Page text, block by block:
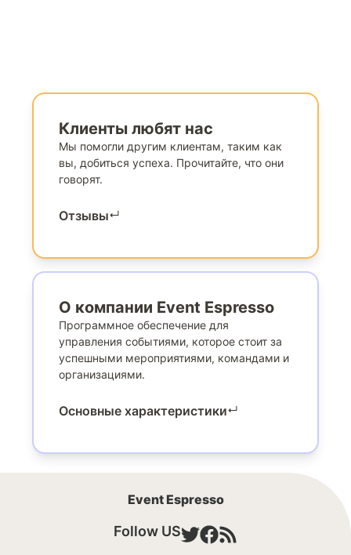
Клиенты любят нас
Мы помогли другим клиентам, таким как
вы, добиться успеха. Прочитайте, что они
говорят.
Отзывы↵
О компании Event Espresso
Программное обеспечение для
управления событиями, которое стоит за
успешными мероприятиями, командами и
организациями.
Основные характеристики↵
Event Espresso
Follow US